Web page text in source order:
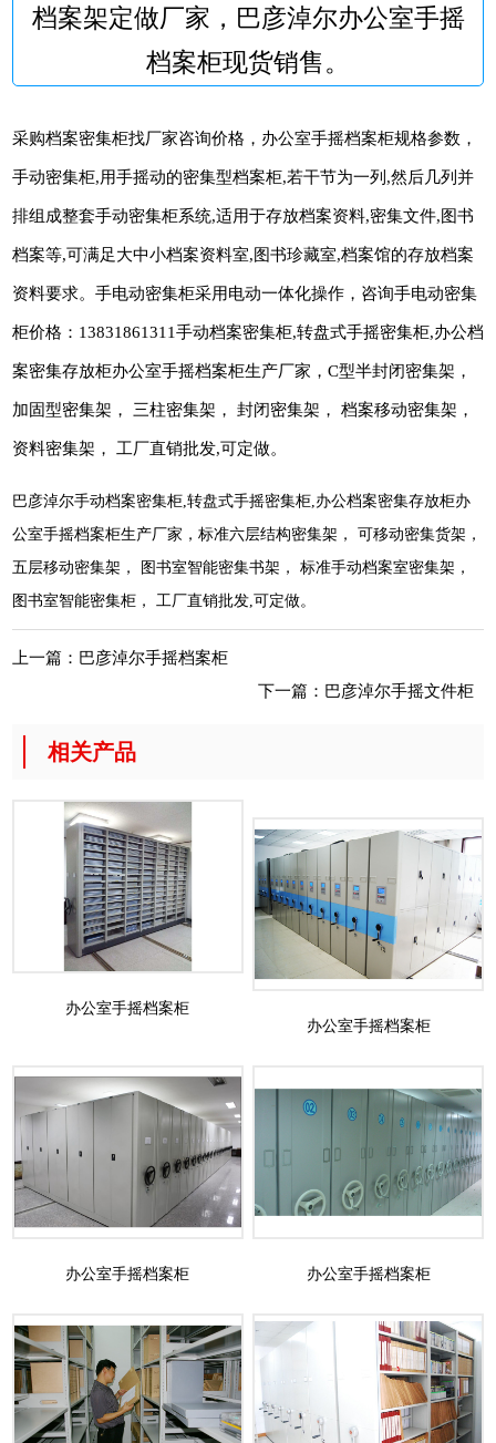
档案架定做厂家，巴彦淖尔办公室手摇
档案柜现货销售。
采购档案密集柜找厂家咨询价格，办公室手摇档案柜规格参数，
手动密集柜,用手摇动的密集型档案柜,若干节为一列,然后几列并
排组成整套手动密集柜系统,适用于存放档案资料,密集文件,图书
档案等,可满足大中小档案资料室,图书珍藏室,档案馆的存放档案
资料要求。手电动密集柜采用电动一体化操作，咨询手电动密集
柜价格：13831861311手动档案密集柜,转盘式手摇密集柜,办公档
案密集存放柜办公室手摇档案柜生产厂家，C型半封闭密集架，
加固型密集架， 三柱密集架， 封闭密集架， 档案移动密集架，
资料密集架， 工厂直销批发,可定做。
巴彦淖尔手动档案密集柜,转盘式手摇密集柜,办公档案密集存放柜办
公室手摇档案柜生产厂家，标准六层结构密集架， 可移动密集货架，
五层移动密集架， 图书室智能密集书架， 标准手动档案室密集架，
图书室智能密集柜， 工厂直销批发,可定做。
上一篇： 巴彦淖尔手摇档案柜
下一篇： 巴彦淖尔手摇文件柜
相关产品
办公室手摇档案柜
办公室手摇档案柜
办公室手摇档案柜 办公室手摇档案柜